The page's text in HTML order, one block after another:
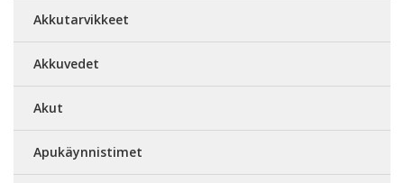
Akkutarvikkeet
Akkuvedet
Akut
Apukäynnistimet